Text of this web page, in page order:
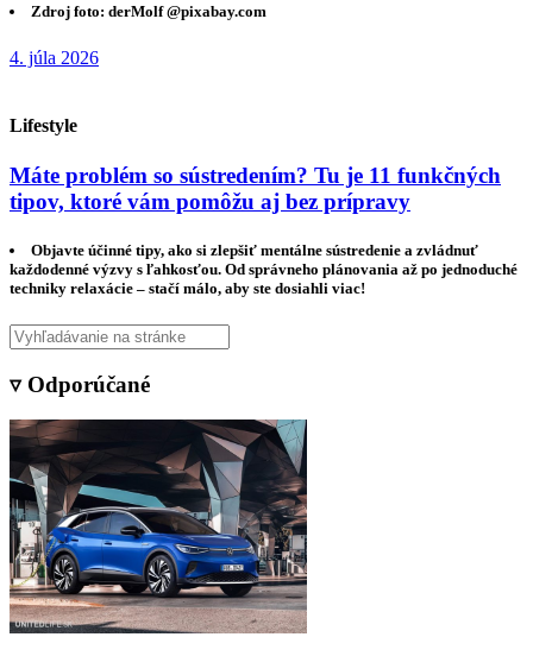
Zdroj foto: derMolf @pixabay.com
4. júla 2026
Lifestyle
Máte problém so sústredením? Tu je 11 funkčných
tipov, ktoré vám pomôžu aj bez prípravy
Objavte účinné tipy, ako si zlepšiť mentálne sústredenie a zvládnuť
každodenné výzvy s ľahkosťou. Od správneho plánovania až po jednoduché
techniky relaxácie – stačí málo, aby ste dosiahli viac!
▿ Odporúčané